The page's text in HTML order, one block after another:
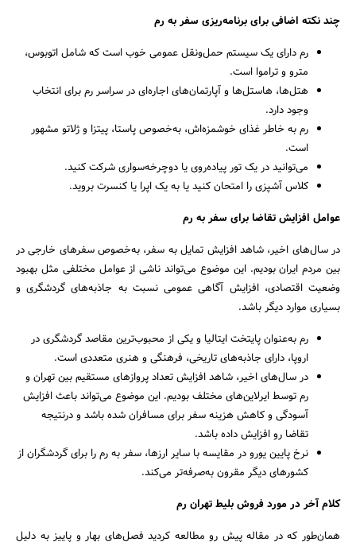
چند نکته اضافی برای برنامه‌ریزی سفر به رم
رم دارای یک سیستم حمل‌ونقل عمومی خوب است که شامل اتوبوس،
مترو و تراموا است.
هتل‌ها، هاستل‌ها و آپارتمان‌های اجاره‌ای در سراسر رم برای انتخاب
وجود دارد.
رم به خاطر غذای خوشمزه‌اش، به‌خصوص پاستا، پیتزا و ژلاتو مشهور
است.
می‌توانید در یک تور پیاده‌روی یا دوچرخه‌سواری شرکت کنید.
کلاس آشپزی را امتحان کنید یا به یک اپرا یا کنسرت بروید.
عوامل افزایش تقاضا برای سفر به رم
در سال‌های اخیر، شاهد افزایش تمایل به سفر، به‌خصوص سفرهای خارجی در
بین مردم ایران بودیم. این موضوع می‌تواند ناشی از عوامل مختلفی مثل بهبود
وضعیت اقتصادی، افزایش آگاهی عمومی نسبت به جاذبه‌های گردشگری و
بسیاری موارد دیگر باشد.
رم به‌عنوان پایتخت ایتالیا و یکی از محبوب‌ترین مقاصد گردشگری در
اروپا، دارای جاذبه‌های تاریخی، فرهنگی و هنری متعددی است.
در سال‌های اخیر، شاهد افزایش تعداد پروازهای مستقیم بین تهران و
رم توسط ایرلاین‌های مختلف بودیم. این موضوع می‌تواند باعث افزایش
آسودگی و کاهش هزینه سفر برای مسافران شده باشد و درنتیجه
تقاضا رو افزایش داده باشد.
نرخ پایین یورو در مقایسه با سایر ارزها، سفر به رم را برای گردشگران از
کشورهای دیگر مقرون به‌صرفه‌تر می‌کند.
کلام آخر در مورد فروش بلیط تهران رم
همان‌طور که در مقاله پیش رو مطالعه کردید فصل‌های بهار و پاییز به دلیل